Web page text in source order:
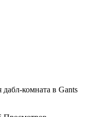
дабл-комната в Gants